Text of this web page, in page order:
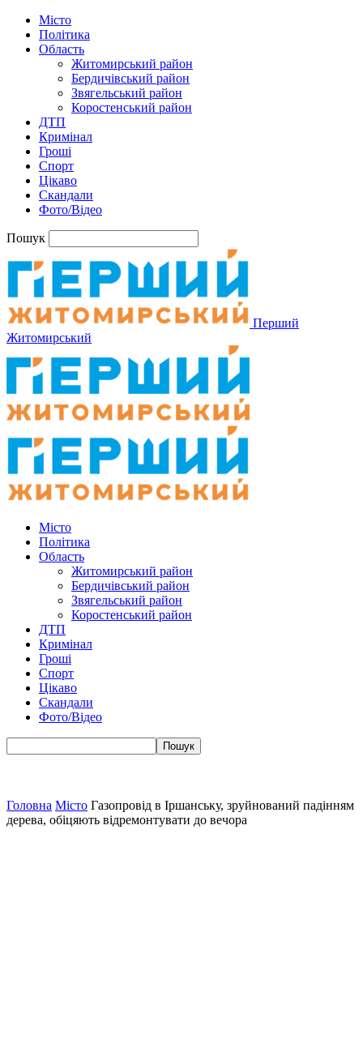
Місто
Політика
Область
Житомирський район
Бердичівський район
Звягельський район
Коростенський район
ДТП
Кримінал
Гроші
Спорт
Цікаво
Скандали
Фото/Відео
Пошук
Перший
Житомирський
Місто
Політика
Область
Житомирський район
Бердичівський район
Звягельський район
Коростенський район
ДТП
Кримінал
Гроші
Спорт
Цікаво
Скандали
Фото/Відео
Головна Місто Газопровід в Іршанську, зруйнований падінням
дерева, обіцяють відремонтувати до вечора